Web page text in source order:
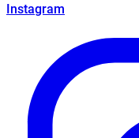
Instagram